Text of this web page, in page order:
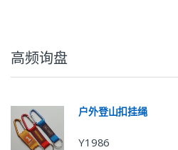
高频询盘
户外登山扣挂绳
Y1986